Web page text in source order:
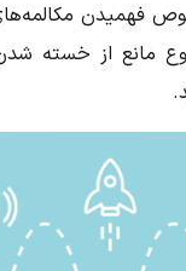
فهمیدن
مانع از خسته